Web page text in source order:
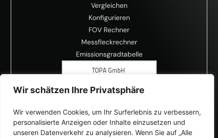
Wir schätzen Ihre Privatsphäre
Wir verwenden Cookies, um Ihr Surferlebnis zu verbessern,
personalisierte Anzeigen oder Inhalte einzusetzen und
unseren Datenverkehr zu analysieren. Wenn Sie auf „Alle
Vergleichen
Konfigurieren
FOV Rechner
Messfleckrechner
Emissionsgradtabelle